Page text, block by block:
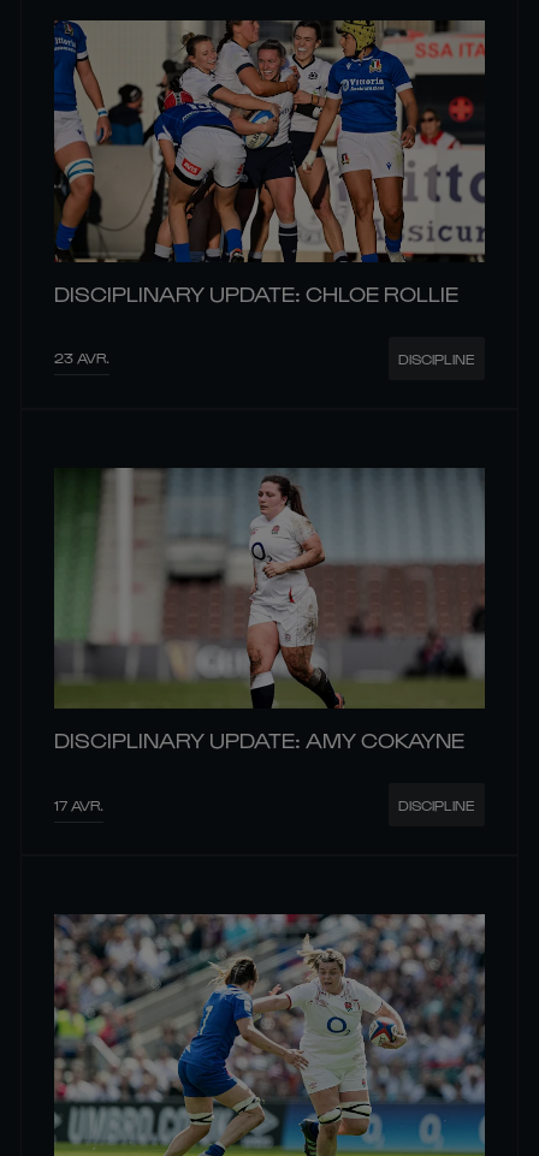
DISCIPLINARY UPDATE: CHLOE ROLLIE
23 AVR. DISCIPLINE
DISCIPLINARY UPDATE: AMY COKAYNE
17 AVR. DISCIPLINE